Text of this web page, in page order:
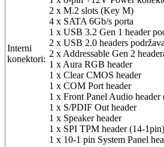
Interni
konektori:
2 x M.2 slots (Key M)
4 x SATA 6Gb/s porta
1 x USB 3.2 Gen 1 header
2 x USB 2.0 headers
2 x Addressable Gen 2
1 x Aura RGB header
1 x Clear CMOS header
1 x COM Port header
1 x Front Panel Audio
1 x S/PDIF Out header
1 x Speaker header
1 x SPI TPM header (14-1pin)
1 x 10-1 pin System Panel